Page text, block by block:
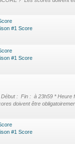
#1 Score
#1 Score
: Fin : à 23h59 * Heure
doivent être
#1 Score